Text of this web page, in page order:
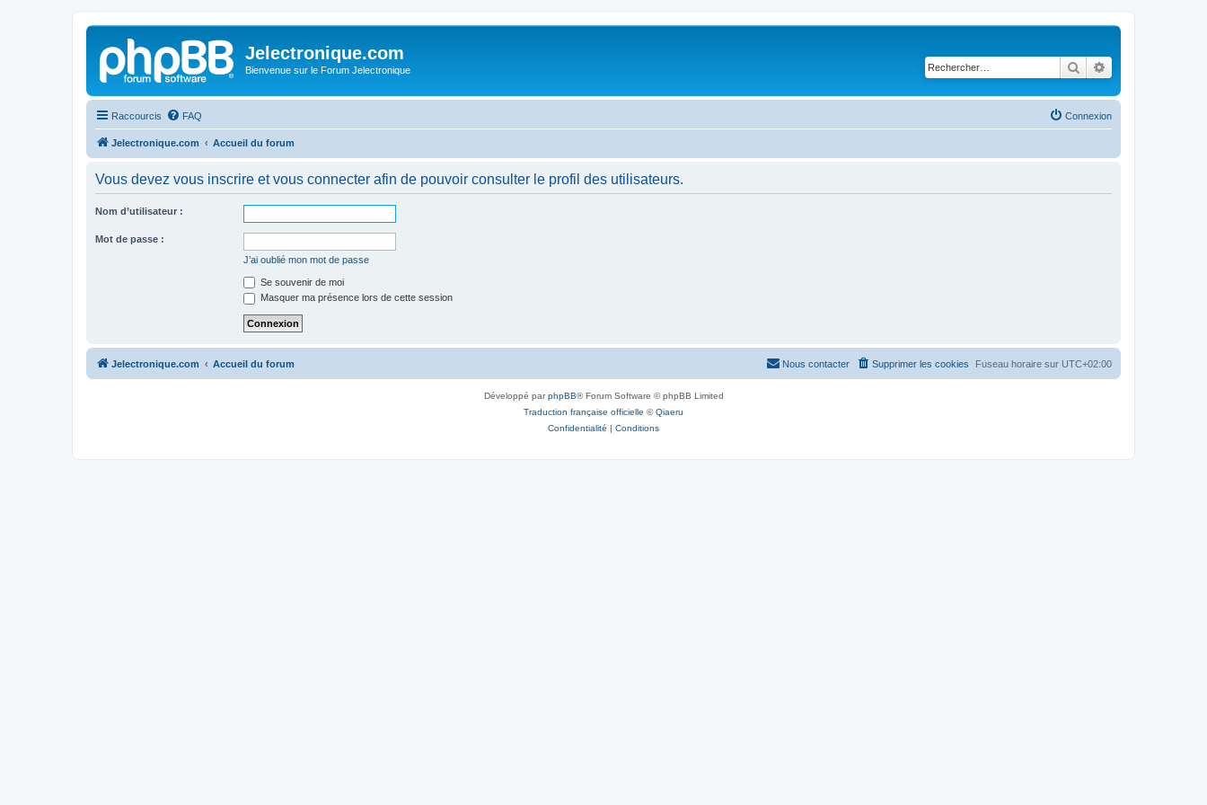
Jelectronique.com
Bienvenue sur le Forum Jelectronique Rechercher
Raccourcis FAQ Connexion
Jelectronique.com Accueil du forum
Vous devez vous inscrire et vous connecter afin de pouvoir consulter le profil des utilisateurs.
Nom d’utilisateur :
Mot de passe :
J’ai oublié mon mot de passe
Se souvenir de moi
Masquer ma présence lors de cette session
Jelectronique.com Accueil du forum Fuseau horaire sur UTC+02:00
Supprimer les cookies
Nous contacter
Développé parphpBB® Forum Software © phpBB Limited
Traduction française officielle ©Qiaeru
Confidentialité | Conditions